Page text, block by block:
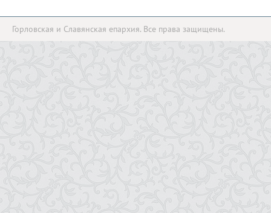
Горловская и Славянская епархия. Все права защищены.